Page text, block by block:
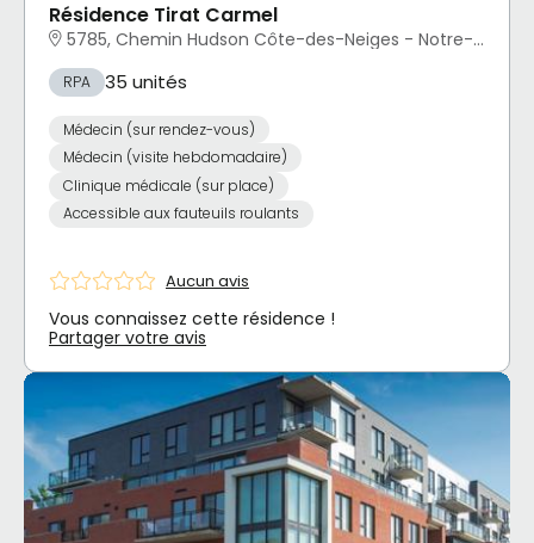
Résidence Tirat Carmel
5785, Chemin Hudson Côte-des-Neiges - Notre-Dame-de-Grâce, Montréal, QC
RPA 35 unités
Médecin (sur rendez-vous)
Médecin (visite hebdomadaire)
Clinique médicale (sur place)
Accessible aux fauteuils roulants
Aucun avis
Vous connaissez cette résidence !
Partager votre avis